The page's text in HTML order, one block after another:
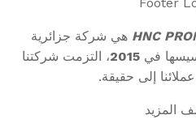
HNC هي شركة جزائرية
في 2015، التزمت شركتنا
إلى حقيقة.
المزيد